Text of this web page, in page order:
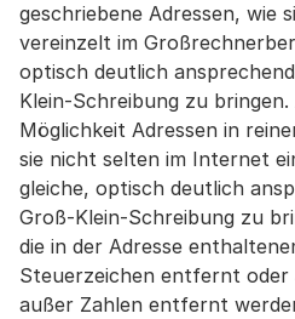
geschriebene Adressen, wie
vereinzelt im
optisch deutlich
Klein-Schreibung zu
Möglichkeit Adressen in
sie nicht selten im Internet
gleiche, optisch deutlich
Groß-Klein-Schreibung zu
die in der Adresse
Steuerzeichen entfernt oder
außer Zahlen entfernt